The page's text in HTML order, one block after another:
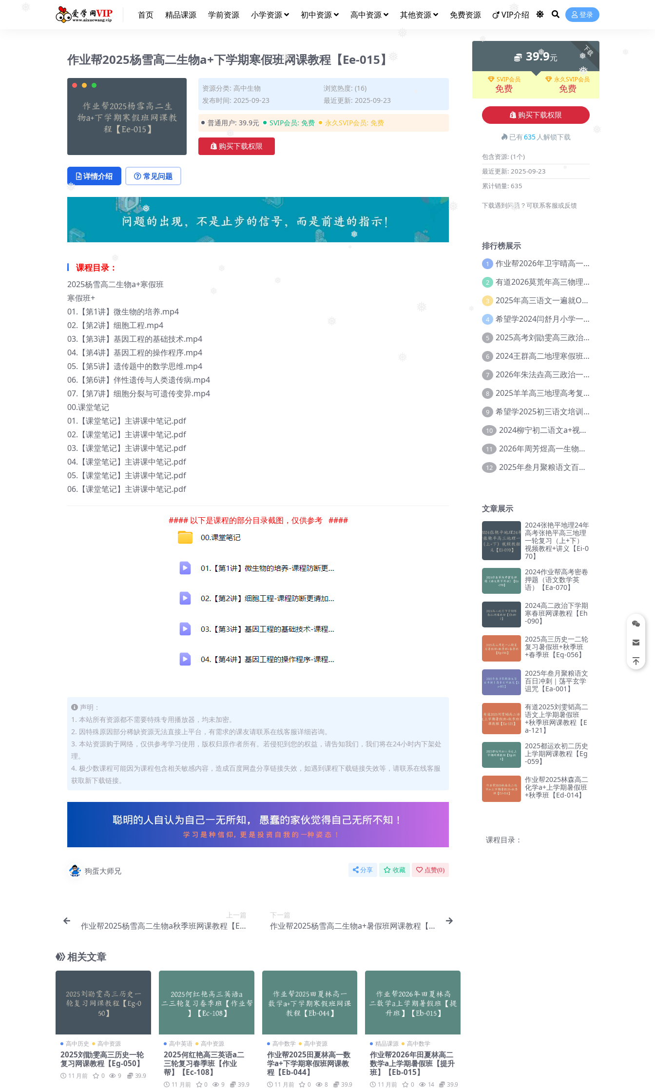
❅
❅
❅
❅
❅
❅
❅
❅
❅
❅
❅
首页 精品课源 学前资源 小学资源 初中资源 高中资源 其他资源 免费资源 VIP介绍 登录
作业帮2025杨雪高二生物a+下学期寒假班网课教程【Ee-015】
资源分类: 高中生物
浏览热度: (16)
发布时间: 2025-09-23
最近更新: 2025-09-23
普通用户: 39.9元 SVIP会员: 免费 永久SVIP会员: 免费
购买下载权限
详情介绍 常见问题
课程目录：
2025杨雪高二生物a+寒假班
寒假班+
01.【第1讲】微生物的培养.mp4
02.【第2讲】细胞工程.mp4
03.【第3讲】基因工程的基础技术.mp4
04.【第4讲】基因工程的操作程序.mp4
05.【第5讲】遗传题中的数学思维.mp4
06.【第6讲】伴性遗传与人类遗传病.mp4
07.【第7讲】细胞分裂与可遗传变异.mp4
00.课堂笔记
01.【课堂笔记】主讲课中笔记.pdf
02.【课堂笔记】主讲课中笔记.pdf
03.【课堂笔记】主讲课中笔记.pdf
04.【课堂笔记】主讲课中笔记.pdf
05.【课堂笔记】主讲课中笔记.pdf
06.【课堂笔记】主讲课中笔记.pdf
#### 以下是课程的部分目录截图，仅供参考 ####
声明：
1. 本站所有资源都不需要特殊专用播放器，均未加密。
2. 因特殊原因部分稀缺资源无法直接上平台，有需求的课友请联系在线客服详细咨询。
3. 本站资源购于网络，仅供参考学习使用，版权归原作者所有。若侵犯到您的权益，请告知我们，我们将在24小时内下架处
理。
4. 极少数课程可能因为课程包含相关敏感内容，造成百度网盘分享链接失效，如遇到课程下载链接失效等，请联系在线客服
获取新下载链接。
狗蛋大师兄 分享 收藏 点赞(0)
上一篇
作业帮2025杨雪高二生物a秋季班网课教程【Ee-
下一篇
作业帮2025杨雪高二生物a+暑假班网课教程【Ee
相关文章
高中历史 高中资源
2025刘勖雯高三历史一轮
复习网课教程【Eg-050】
11 月前 0 9 39.9
高中英语 高中资源
2025何红艳高三英语a二
三轮复习春季班【作业
帮】【Ec-108】
11 月前 0 9 39.9
高中数学 高中资源
作业帮2025田夏林高一数
学a+下学期寒假班网课教
程【Eb-044】
11 月前 0 8 39.9
精品课源 高中数学
作业帮2026年田夏林高二
数学a上学期暑假班【提升
班】【Eb-015】
11 月前 0 14 39.9
下载
39.9元
SVIP会员
免费
永久SVIP会员
免费
购买下载权限
已有635 人解锁下载
包含资源: (1个)
最近更新: 2025-09-23
累计销量: 635
下载遇到问题？可联系客服或反馈
排行榜展示
1 作业帮2026年卫宇晴高一英语s上学期暑假班【冲顶班】【Ec-003】
2 有道2026莫荒年高三物理一轮复习暑假班网课教程【Ef-044】
3 2025年高三语文一遍就OK高中语文体系课【Ea-028】
4 希望学2024闫舒月小学一年级英语视频教程+讲义【Cc-004】
5 2025高考刘勖雯高三政治三轮复习网课教程【Eh-061】
6 2024王群高二地理寒假班教程【Ei-075】
7 2026年朱法垚高三政治一轮复习暑假班【Eh-041】
8 2025羊羊高三地理高考复习视频教程+讲义【Ei-051】
9 希望学2025初三语文培训班秋上A+班（秋上·全国版·A+）【Da-031】
10 2024柳宁初二语文a+视频教程+课堂笔记+讲义（暑假班+秋季班）【Da-003】
11 2026年周芳煜高一生物上学期网课教程【Ee-056】
12 2025年叁月聚粮语文百日冲刺｜荡平玄学诅咒【Ea-001】
文章展示
2024张艳平地理24年
高考张艳平高三地理
一轮复习（上+下）
视频教程+讲义【Ei-0
70】
2024作业帮高考密卷
押题（语文数学英
语）【Ea-070】
2024高二政治下学期
寒春班网课教程【Eh
-090】
2025高三历史一二轮
复习暑假班+秋季班
+春季班【Eg-056】
2025年叁月聚粮语文
百日冲刺｜荡平玄学
诅咒【Ea-001】
有道2025刘雯韬高二
语文上学期暑假班
+秋季班网课教程【E
a-121】
2025都运欢初二历史
上学期网课教程【Eg
-059】
作业帮2025林森高二
化学a+上学期暑假班
+秋季班【Ed-014】
课程目录：